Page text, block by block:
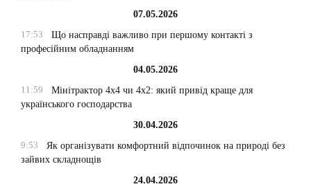
07.05.2026
17:53
Що насправді важливо при першому контакті з
професійним обладнанням
04.05.2026
11:59
Мінітрактор 4х4 чи 4х2: який привід краще для
українського господарства
30.04.2026
9:53
Як організувати комфортний відпочинок на природі без
зайвих складнощів
24.04.2026